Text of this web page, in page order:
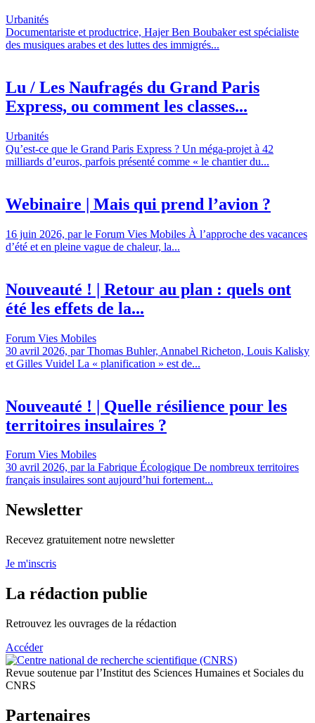
Urbanités
Documentariste et productrice, Hajer Ben Boubaker est spécialiste
des musiques arabes et des luttes des immigrés...
Lu / Les Naufragés du Grand Paris
Express, ou comment les classes...
Urbanités
Qu’est-ce que le Grand Paris Express ? Un méga-projet à 42
milliards d’euros, parfois présenté comme « le chantier du...
Webinaire | Mais qui prend l’avion ?
16 juin 2026, par le Forum Vies Mobiles À l’approche des vacances
d’été et en pleine vague de chaleur, la...
Nouveauté ! | Retour au plan : quels ont
été les effets de la...
Forum Vies Mobiles
30 avril 2026, par Thomas Buhler, Annabel Richeton, Louis Kalisky
et Gilles Vuidel La « planification » est de...
Nouveauté ! | Quelle résilience pour les
territoires insulaires ?
Forum Vies Mobiles
30 avril 2026, par la Fabrique Écologique De nombreux territoires
français insulaires sont aujourd’hui fortement...
Newsletter
Recevez gratuitement notre newsletter
Je m'inscris
La rédaction publie
Retrouvez les ouvrages de la rédaction
Accéder
Revue soutenue par l’Institut des Sciences Humaines et Sociales du
CNRS
Partenaires